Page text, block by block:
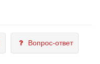
Вопрос-ответ